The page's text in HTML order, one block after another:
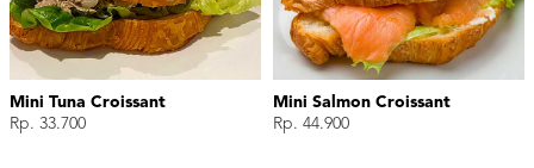
Mini Tuna Croissant
Rp. 33.700
Mini Salmon Croissant
Rp. 44.900